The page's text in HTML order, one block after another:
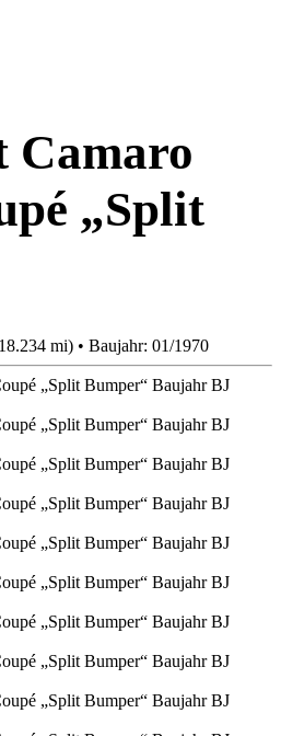
Camaro
„Split
mi) • Baujahr: 01/1970